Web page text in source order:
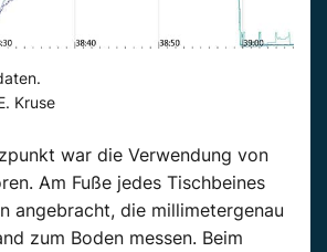
Kruse
war die Verwendung von
Am Fuße jedes Tischbeines
angebracht, die millimetergenau
zum Boden messen. Beim